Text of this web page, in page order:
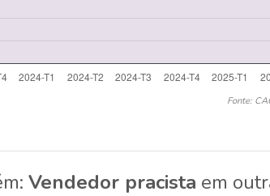
Fonte:
Vendedor pracista em